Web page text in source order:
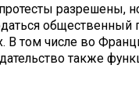
разрешены,
общественный
В том числе во
также